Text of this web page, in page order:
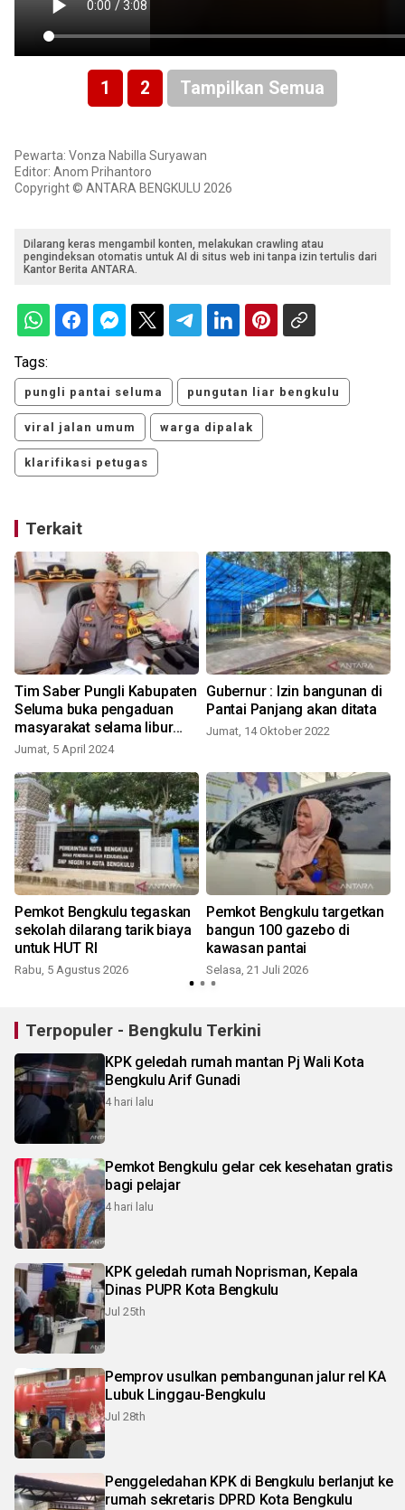
1 2 Tampilkan Semua
Pewarta: Vonza Nabilla Suryawan
Editor: Anom Prihantoro
Copyright © ANTARA BENGKULU 2026
Dilarang keras mengambil konten, melakukan crawling atau
pengindeksan otomatis untuk AI di situs web ini tanpa izin tertulis dari
Kantor Berita ANTARA.
Tags:
pungli pantai seluma pungutan liar bengkulu
viral jalan umum warga dipalak
klarifikasi petugas
Terkait
Tim Saber Pungli Kabupaten
Seluma buka pengaduan
masyarakat selama libur
Lebaran
Jumat, 5 April 2024
Gubernur : Izin bangunan di
Pantai Panjang akan ditata
Jumat, 14 Oktober 2022
Pemkot Bengkulu tegaskan
sekolah dilarang tarik biaya
untuk HUT RI
Rabu, 5 Agustus 2026
Pemkot Bengkulu targetkan
bangun 100 gazebo di
kawasan pantai
Selasa, 21 Juli 2026
Terpopuler - Bengkulu Terkini
KPK geledah rumah mantan Pj Wali Kota
Bengkulu Arif Gunadi
4 hari lalu
Pemkot Bengkulu gelar cek kesehatan gratis
bagi pelajar
4 hari lalu
KPK geledah rumah Noprisman, Kepala
Dinas PUPR Kota Bengkulu
Jul 25th
Pemprov usulkan pembangunan jalur rel KA
Lubuk Linggau-Bengkulu
Jul 28th
Penggeledahan KPK di Bengkulu berlanjut ke
rumah sekretaris DPRD Kota Bengkulu